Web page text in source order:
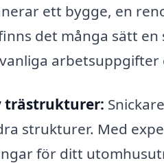
ett bygge, en
det många sätt
trästrukturer:
strukturer. Med
för ditt